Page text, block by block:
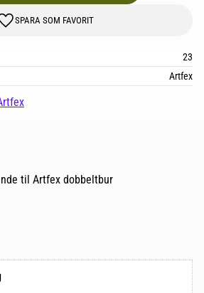
GEM SOM FAVORIT
23
Artfex
til Artfex dobbeltbur